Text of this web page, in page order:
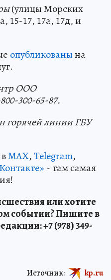
(улицы Морских
15-17, 17а, 17д, и
опубликованына
OOO
300-65-87.
горячей линии ГБУ
MAX,Telegram,
- там самая
или хотите
событии? Пишите в
+7 (978) 349-
Источник: kp.ru